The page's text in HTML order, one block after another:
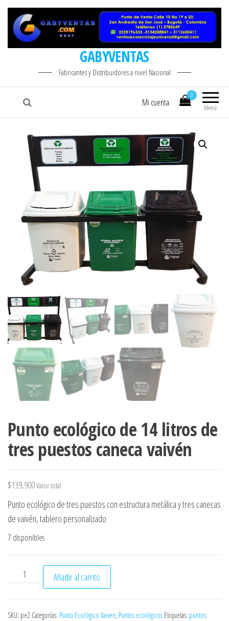
GABYVENTAS
Fabricantes y Distribuidores a nivel Nacional
Menú
0
Mi cuenta
Punto ecológico de 14 litros de
tres puestos caneca vaivén
$139,900Valor total
Punto ecológico de tres puestos con estructura metálica y tres canecas
de vaivén, tablero personalizado
7 disponibles
Punto ecológico de 14 litros de tres puestos caneca vaivén
Añadir al carrito
SKU: pe2 Categorías: Punto Ecológico Vaiven, Puntos ecológicos Etiquetas: puntos